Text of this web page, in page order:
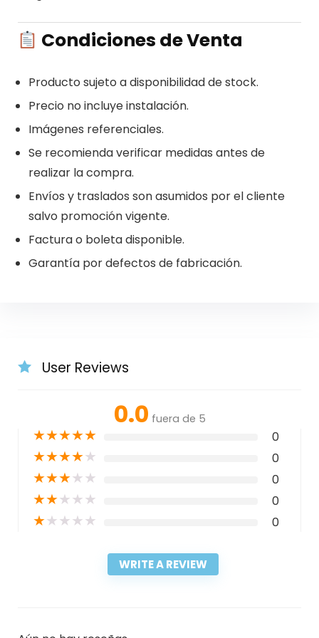
Condiciones de Venta
Producto sujeto a disponibilidad de stock.
Precio no incluye instalación.
Imágenes referenciales.
Se recomienda verificar medidas antes de
realizar la compra.
Envíos y traslados son asumidos por el cliente
salvo promoción vigente.
Factura o boleta disponible.
Garantía por defectos de fabricación.
User Reviews
0.0 fuera de 5
★★★★★ 0
★★★★★ 0
★★★★★ 0
★★★★★ 0
★★★★★ 0
WRITE A REVIEW